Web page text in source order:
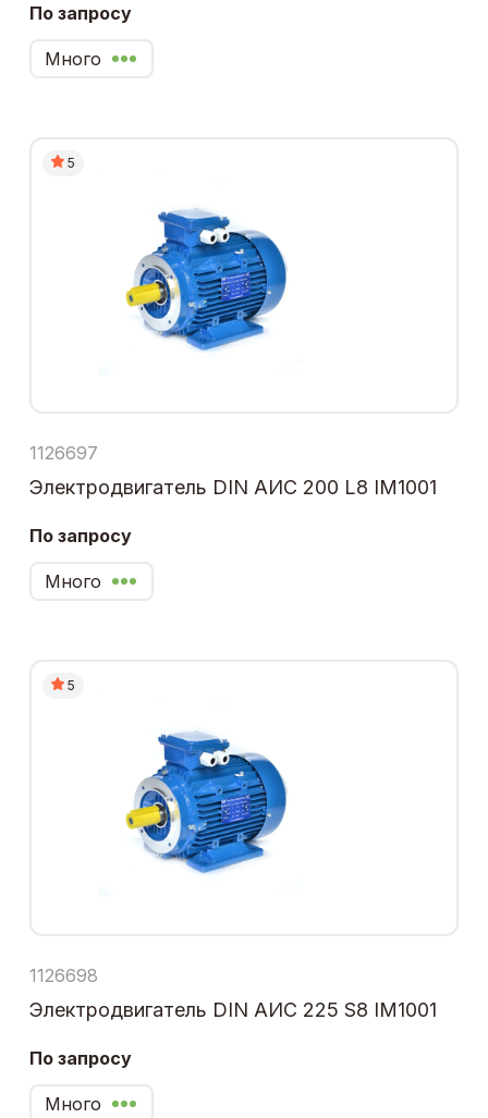
По запросу
Много
5
1126697
Электродвигатель DIN АИС 200 L8 IM1001
По запросу
Много
5
1126698
Электродвигатель DIN АИС 225 S8 IM1001
По запросу
Много